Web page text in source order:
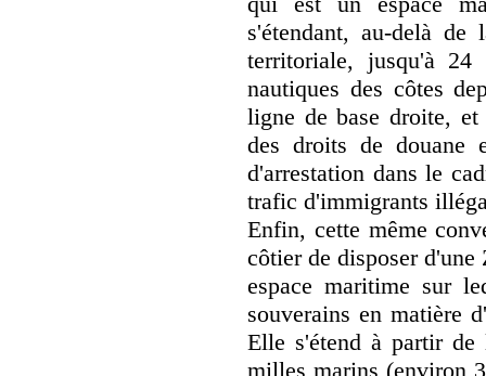
s'étendant, au-delà de
territoriale, jusqu'à 24
nautiques des côtes
ligne de base droite,
des droits de
d'arrestation dans le
trafic d'immigrants
Enfin, cette même
côtier de disposer
espace maritime sur
souverains en matière
Elle s'étend à partir
milles marins (environ